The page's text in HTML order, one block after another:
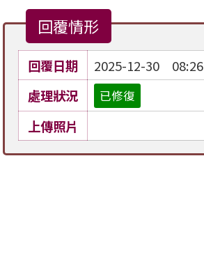
回覆情形
回覆日期 2025-12-30 08:26
處理狀況
已修復
上傳照片